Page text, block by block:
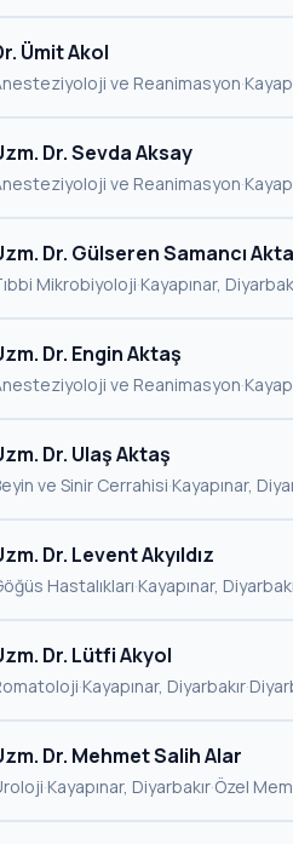
Ümit Akol
ve Reanimasyon·
Dr. Sevda Aksay
ve Reanimasyon·
Dr. Gülseren Samancı
Mikrobiyoloji·Kayapınar,
Dr. Engin Aktaş
ve Reanimasyon·
Dr. Ulaş Aktaş
ve Sinir Cerrahisi·Kayapınar,
Dr. Levent Akyıldız
Hastalıkları·Kayapınar,
Dr. Lütfi Akyol
·Kayapınar, Diyarbakır·
Dr. Mehmet Salih Alar
·Kayapınar, Diyarbakır·Özel